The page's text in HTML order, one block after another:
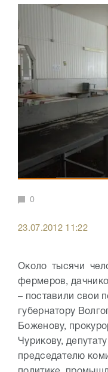
0
23.07.2012 11:22
Около тысячи
фермеров,
– поставили свои
губернатору
Боженову,
Чурикову,
председателю